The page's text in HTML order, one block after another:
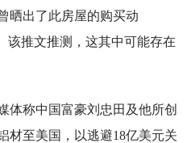
晒出了此房屋的购买动
该推文推测，这其中可能存在
体称中国富豪刘忠田及他所创
材至美国，以逃避18亿美元关